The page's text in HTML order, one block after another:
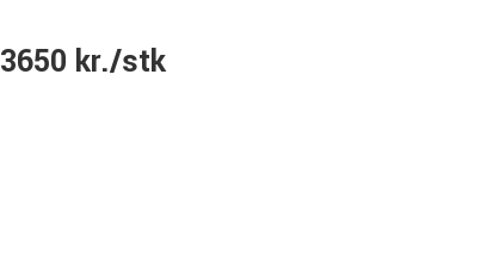
3650 kr./stk